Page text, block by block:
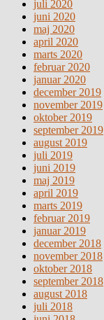
juli 2020
juni 2020
maj 2020
april 2020
marts 2020
februar 2020
januar 2020
december 2019
november 2019
oktober 2019
september 2019
august 2019
juli 2019
juni 2019
maj 2019
april 2019
marts 2019
februar 2019
januar 2019
december 2018
november 2018
oktober 2018
september 2018
august 2018
juli 2018